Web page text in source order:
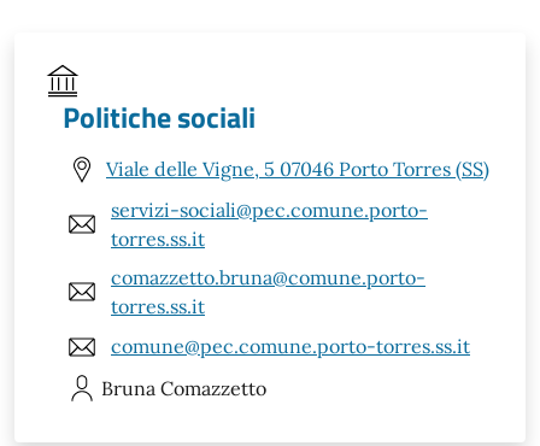
Politiche sociali
Viale delle Vigne, 5 07046 Porto Torres (SS)
servizi-sociali@pec.comune.porto-
torres.ss.it
comazzetto.bruna@comune.porto-
torres.ss.it
comune@pec.comune.porto-torres.ss.it
Bruna Comazzetto